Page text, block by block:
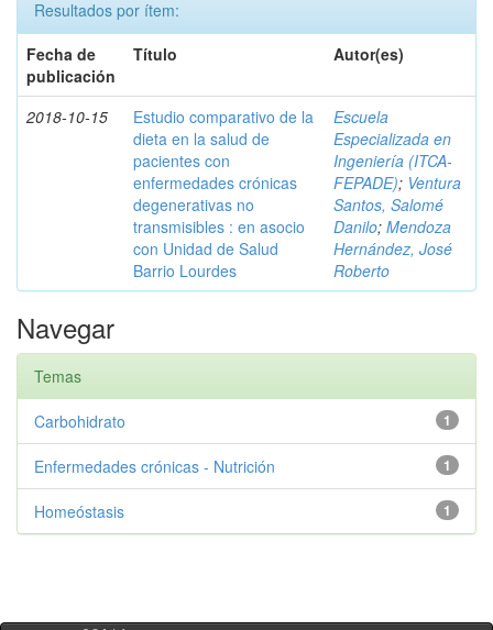
Resultados por ítem:
Fecha de
publicación
Título Autor(es)
2018-10-15
Estudio comparativo de la
dieta en la salud de
pacientes con
enfermedades crónicas
degenerativas no
transmisibles : en asocio
con Unidad de Salud
Barrio Lourdes
Escuela
Especializada en
Ingeniería (ITCA-
FEPADE); Ventura
Santos, Salomé
Danilo; Mendoza
Hernández, José
Roberto
Navegar
Temas
1
Carbohidrato
1
Enfermedades crónicas - Nutrición
1
Homeóstasis